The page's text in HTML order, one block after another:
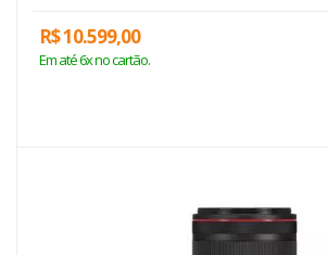
R$ 10.599,00
Em até 6x no cartão.